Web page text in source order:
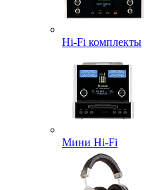
Hi-Fi комплекты
Мини Hi-Fi